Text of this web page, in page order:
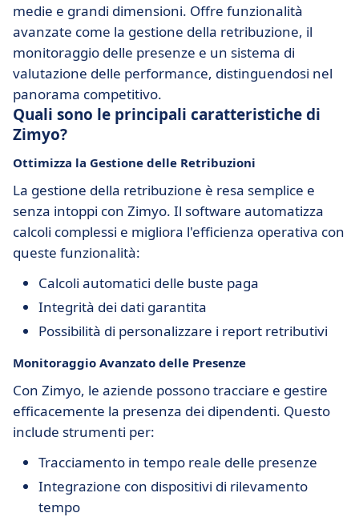
medie e grandi dimensioni. Offre funzionalità
avanzate come la gestione della retribuzione, il
monitoraggio delle presenze e un sistema di
valutazione delle performance, distinguendosi nel
panorama competitivo.
Quali sono le principali caratteristiche di
Zimyo?
Ottimizza la Gestione delle Retribuzioni
La gestione della retribuzione è resa semplice e
senza intoppi con Zimyo. Il software automatizza
calcoli complessi e migliora l'efficienza operativa con
queste funzionalità:
Calcoli automatici delle buste paga
Integrità dei dati garantita
Possibilità di personalizzare i report retributivi
Monitoraggio Avanzato delle Presenze
Con Zimyo, le aziende possono tracciare e gestire
efficacemente la presenza dei dipendenti. Questo
include strumenti per:
Tracciamento in tempo reale delle presenze
Integrazione con dispositivi di rilevamento
tempo